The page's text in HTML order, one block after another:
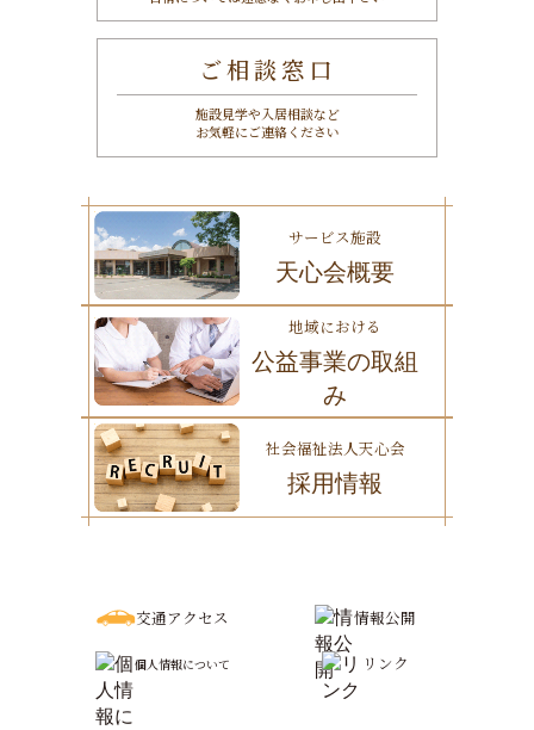
ご相談窓口
施設見学や入居相談など
お気軽にご連絡ください
サービス施設
天心会概要
地域における
公益事業の取組
み
社会福祉法人天心会
採用情報
交通アクセス 情報公開
個人情報について リンク